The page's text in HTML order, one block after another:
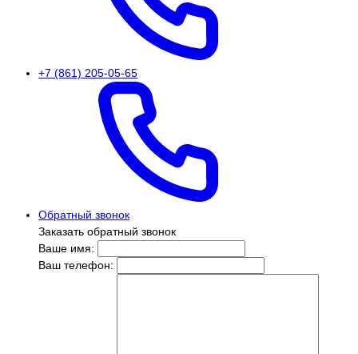
+7 (861) 205-05-65
Обратный звонок
Заказать обратный звонок
Ваше имя:
Ваш телефон: